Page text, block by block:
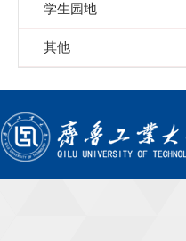
学生园地
其他